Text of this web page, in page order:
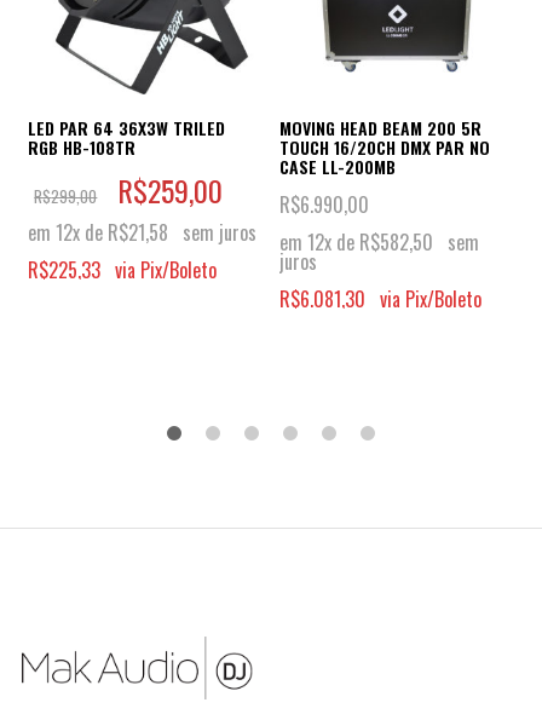
LED PAR 64 36X3W TRILED
RGB HB-108TR
R$299,00 R$259,00
em 12x de R$21,58 sem juros
R$225,33 via Pix/Boleto
MOVING HEAD BEAM 200 5R
TOUCH 16/20CH DMX PAR NO
CASE LL-200MB
R$6.990,00
em 12x de R$582,50 sem
juros
R$6.081,30 via Pix/Boleto